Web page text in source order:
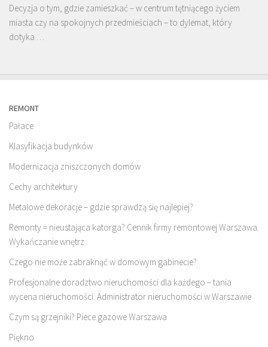
Decyzja o tym, gdzie zamieszkać – w centrum tętniącego życiem
miasta czy na spokojnych przedmieściach – to dylemat, który
dotyka …
REMONT
Pałace
Klasyfikacja budynków
Modernizacja zniszczonych domów
Cechy architektury
Metalowe dekoracje – gdzie sprawdzą się najlepiej?
Remonty = nieustająca katorga? Cennik firmy remontowej Warszawa.
Wykańczanie wnętrz
Czego nie może zabraknąć w domowym gabinecie?
Profesjonalne doradztwo nieruchomości dla każdego – tania
wycena nieruchomości. Administrator nieruchomości w Warszawie
Czym są grzejniki? Piece gazowe Warszawa
Piękno